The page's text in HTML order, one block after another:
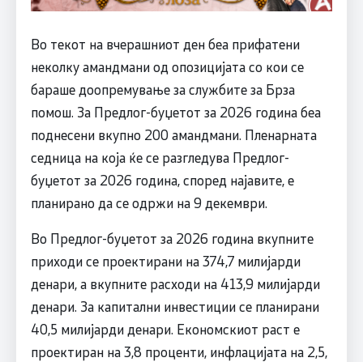
Во текот на вчерашниот ден беа прифатени
неколку амандмани од опозицијата со кои се
бараше доопремување за службите за Брза
помош. За Предлог-буџетот за 2026 година беа
поднесени вкупно 200 амандмани. Пленарната
седница на која ќе се разгледува Предлог-
буџетот за 2026 година, според најавите, е
планирано да се одржи на 9 декември.
Во Предлог-буџетот за 2026 година вкупните
приходи се проектирани на 374,7 милијарди
денари, а вкупните расходи на 413,9 милијарди
денари. За капитални инвестиции се планирани
40,5 милијарди денари. Економскиот раст е
проектиран на 3,8 проценти, инфлацијата на 2,5,